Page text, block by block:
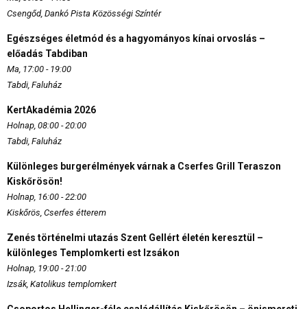
Csengőd, Dankó Pista Közösségi Színtér
Egészséges életmód és a hagyományos kínai orvoslás –
előadás Tabdiban
Ma, 17:00 - 19:00
Tabdi, Faluház
KertAkadémia 2026
Holnap, 08:00 - 20:00
Tabdi, Faluház
Különleges burgerélmények várnak a Cserfes Grill Teraszon
Kiskőrösön!
Holnap, 16:00 - 22:00
Kiskőrös, Cserfes étterem
Zenés történelmi utazás Szent Gellért életén keresztül –
különleges Templomkerti est Izsákon
Holnap, 19:00 - 21:00
Izsák, Katolikus templomkert